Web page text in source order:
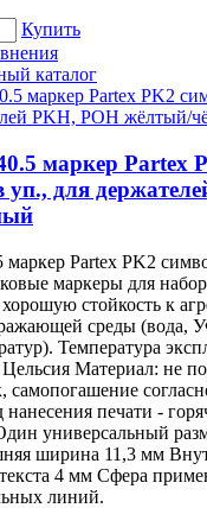
Купить
каталог
маркер Partex
для
маркер Partex PK2
маркеры для
стойкость к
среды (вода,
Температура
Цельсия Материал: не
самопогашение
печати -
универсальный
ширина 11,3 мм
4 мм Сфера
линий.